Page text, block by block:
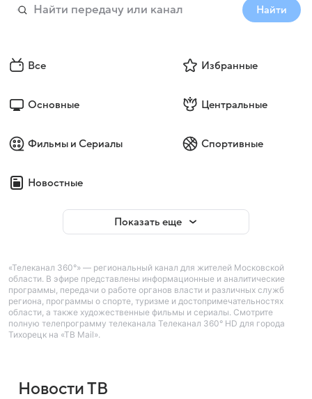
Найти
Все Избранные
Основные Центральные
Фильмы и Сериалы Спортивные
Новостные
Показать еще
«Телеканал 360°» — региональный канал для жителей Московской
области. В эфире представлены информационные и аналитические
программы, передачи о работе органов власти и различных служб
региона, программы о спорте, туризме и достопримечательностях
области, а также художественные фильмы и сериалы. Смотрите
полную телепрограмму телеканала Телеканал 360° HD для города
Тихорецк на «ТВ Mail».
Новости ТВ